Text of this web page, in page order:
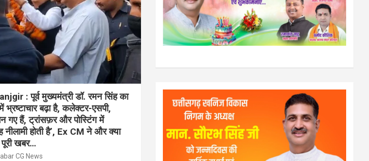
: पूर्व मुख्यमंत्री डॉ. रमन सिंह का
भ्रष्टाचार बढ़ा है, कलेक्टर-एसपी,
गए हैं, ट्रांसफ़र और पोस्टिंग में
होती है’, Ex CM ने और क्या
खबर…
CG News